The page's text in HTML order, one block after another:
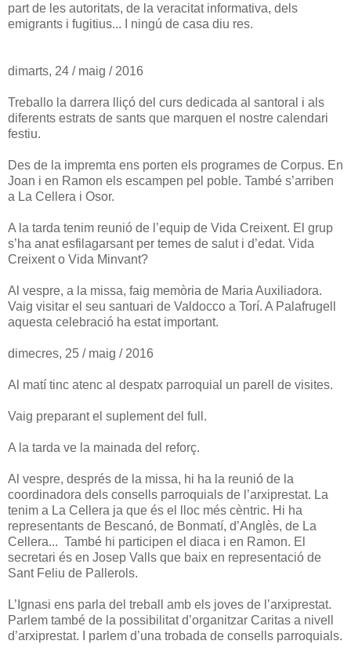
part de les autoritats, de la veracitat informativa, dels
emigrants i fugitius... I ningú de casa diu res.
dimarts, 24 / maig / 2016
Treballo la darrera lliçó del curs dedicada al santoral i als
diferents estrats de sants que marquen el nostre calendari
festiu.
Des de la impremta ens porten els programes de Corpus. En
Joan i en Ramon els escampen pel poble. També s’arriben
a La Cellera i Osor.
A la tarda tenim reunió de l’equip de Vida Creixent. El grup
s’ha anat esfilagarsant per temes de salut i d’edat. Vida
Creixent o Vida Minvant?
Al vespre, a la missa, faig memòria de Maria Auxiliadora.
Vaig visitar el seu santuari de Valdocco a Torí. A Palafrugell
aquesta celebració ha estat important.
dimecres, 25 / maig / 2016
Al matí tinc atenc al despatx parroquial un parell de visites.
Vaig preparant el suplement del full.
A la tarda ve la mainada del reforç.
Al vespre, després de la missa, hi ha la reunió de la
coordinadora dels consells parroquials de l’arxiprestat. La
tenim a La Cellera ja que és el lloc més cèntric. Hi ha
representants de Bescanó, de Bonmatí, d’Anglès, de La
Cellera... També hi participen el diaca i en Ramon. El
secretari és en Josep Valls que baix en representació de
Sant Feliu de Pallerols.
L’Ignasi ens parla del treball amb els joves de l’arxiprestat.
Parlem també de la possibilitat d’organitzar Caritas a nivell
d’arxiprestat. I parlem d’una trobada de consells parroquials.